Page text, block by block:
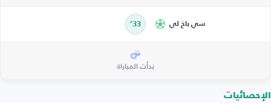
سي باخ لي 33’
بدأت المباراة
الإحصائيات